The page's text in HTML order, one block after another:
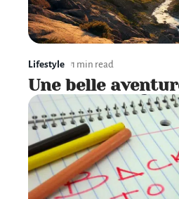
Lifestyle 1 min read
Une belle